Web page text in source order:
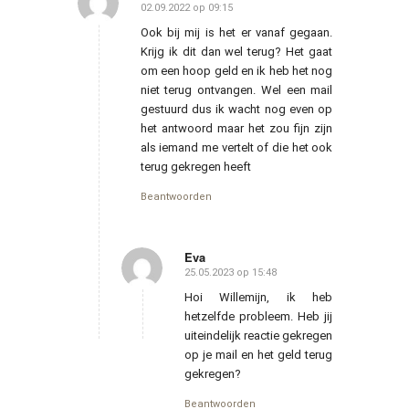
zegt:
02.09.2022 op 09:15
Ook bij mij is het er vanaf gegaan.
Krijg ik dit dan wel terug? Het gaat
om een hoop geld en ik heb het nog
niet terug ontvangen. Wel een mail
gestuurd dus ik wacht nog even op
het antwoord maar het zou fijn zijn
als iemand me vertelt of die het ook
terug gekregen heeft
Beantwoorden
Eva
zegt:
25.05.2023 op 15:48
Hoi Willemijn, ik heb
hetzelfde probleem. Heb jij
uiteindelijk reactie gekregen
op je mail en het geld terug
gekregen?
Beantwoorden